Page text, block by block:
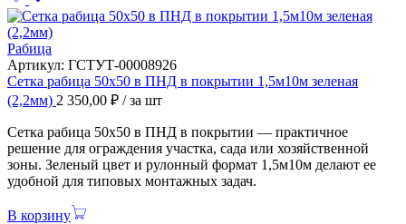
Рабица
Артикул: ГСТУТ-00008926
Сетка рабица 50х50 в ПНД в покрытии 1,5м10м зеленая
(2,2мм) 2 350,00 ₽ / за шт
Сетка рабица 50х50 в ПНД в покрытии — практичное
решение для ограждения участка, сада или хозяйственной
зоны. Зеленый цвет и рулонный формат 1,5м10м делают ее
удобной для типовых монтажных задач.
В корзину